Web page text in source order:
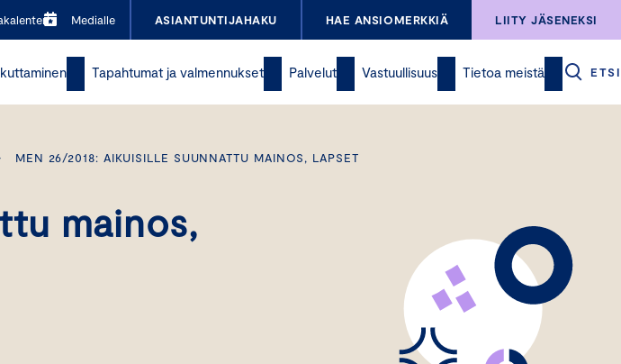
Medialle ASIANTUNTIJAHAKU HAE ANSIOMERKKIÄ LIITY JÄSENEKSI
Tapahtumat ja valmennukset Palvelut Vastuullisuus Tietoa meistä ETSI
MEN 26/2018: AIKUISILLE SUUNNATTU MAINOS, LAPSET
mainos,